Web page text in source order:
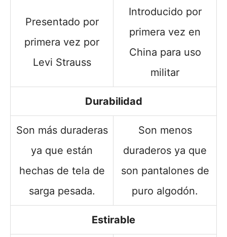
Presentado por
primera vez por
Levi Strauss
Introducido por
primera vez en
China para uso
militar
Durabilidad
Son más duraderas
ya que están
hechas de tela de
sarga pesada.
Son menos
duraderos ya que
son pantalones de
puro algodón.
Estirable